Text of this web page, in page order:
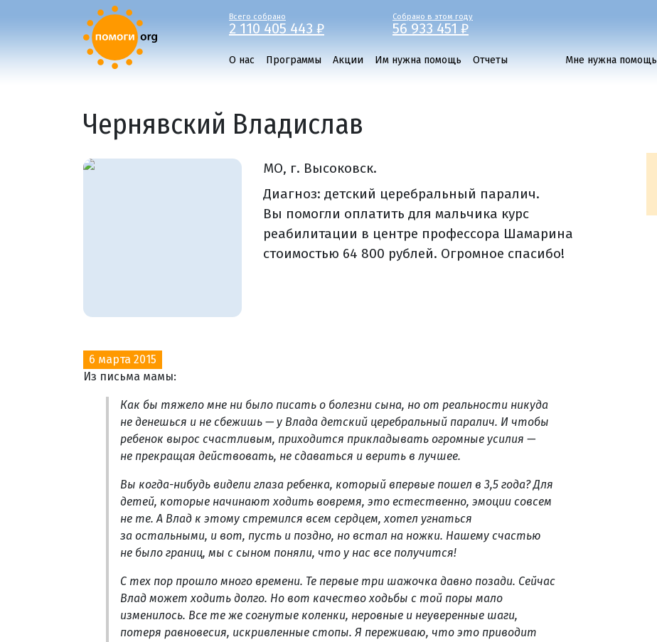
Всего собрано
2 110 405 443 ₽
Собрано в этом году
56 933 451 ₽
О нас Программы Акции Им нужна помощь Отчеты Мне нужна помощь
Чернявский Владислав
МО, г. Высоковск.
Диагноз: детский церебральный паралич.
Вы помогли оплатить для мальчика курс
реабилитации в центре профессора Шамарина
стоимостью 64 800 рублей. Огромное спасибо!
6 марта 2015
Из письма мамы:
Как бы тяжело мне ни было писать о болезни сына, но от реальности никуда
не денешься и не сбежишь — у Влада детский церебральный паралич. И чтобы
ребенок вырос счастливым, приходится прикладывать огромные усилия —
не прекращая действовать, не сдаваться и верить в лучшее.
Вы когда-нибудь видели глаза ребенка, который впервые пошел в 3,5 года? Для
детей, которые начинают ходить вовремя, это естественно, эмоции совсем
не те. А Влад к этому стремился всем сердцем, хотел угнаться
за остальными, и вот, пусть и поздно, но встал на ножки. Нашему счастью
не было границ, мы с сыном поняли, что у нас все получится!
С тех пор прошло много времени. Те первые три шажочка давно позади. Сейчас
Влад может ходить долго. Но вот качество ходьбы с той поры мало
изменилось. Все те же согнутые коленки, неровные и неуверенные шаги,
потеря равновесия, искривленные стопы. Я переживаю, что это приводит